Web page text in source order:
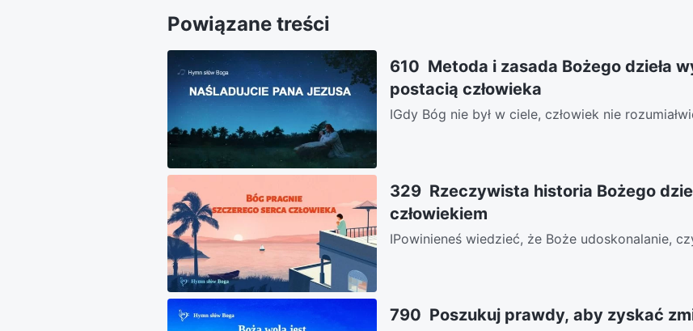
Powiązane treści
610 Metoda i zasada Bożego dzieła
postacią człowieka
ⅠGdy Bóg nie był w ciele, człowiek nie
329 Rzeczywista historia Bożego
człowiekiem
IPowinieneś wiedzieć, że Boże udoskonalanie,
790 Poszukuj prawdy, aby zyskać